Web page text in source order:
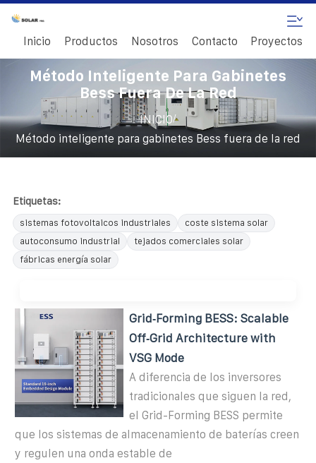
Inicio Productos Nosotros Contacto Proyectos
Método Inteligente Para Gabinetes
Bess Fuera De La Red
INICIO/
Método inteligente para gabinetes Bess fuera de la red
Etiquetas:
sistemas fotovoltaicos industriales
coste sistema solar
autoconsumo industrial
tejados comerciales solar
fábricas energía solar
Grid‑Forming BESS: Scalable
Off‑Grid Architecture with
VSG Mode
A diferencia de los inversores
tradicionales que siguen la red,
el Grid-Forming BESS permite
que los sistemas de almacenamiento de baterías creen
y regulen una onda estable de